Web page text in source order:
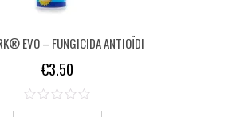
EVO – FUNGICIDA ANTIOÏDI
€3.50